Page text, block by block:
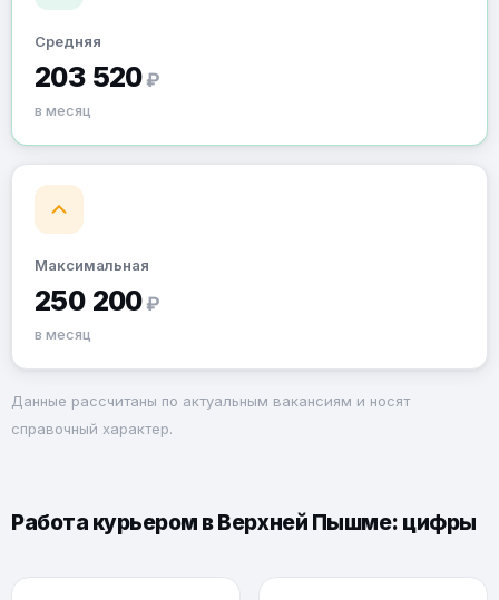
Средняя
203 520 ₽
в месяц
Максимальная
250 200 ₽
в месяц
Данные рассчитаны по актуальным вакансиям и носят
справочный характер.
Работа курьером в Верхней Пышме: цифры